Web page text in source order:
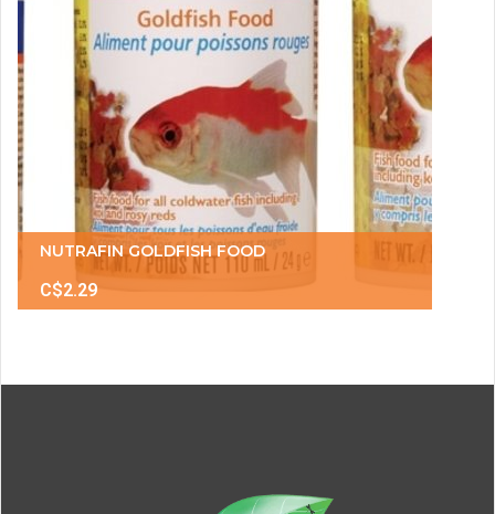
NUTRAFIN GOLDFISH FOOD
C$2.29